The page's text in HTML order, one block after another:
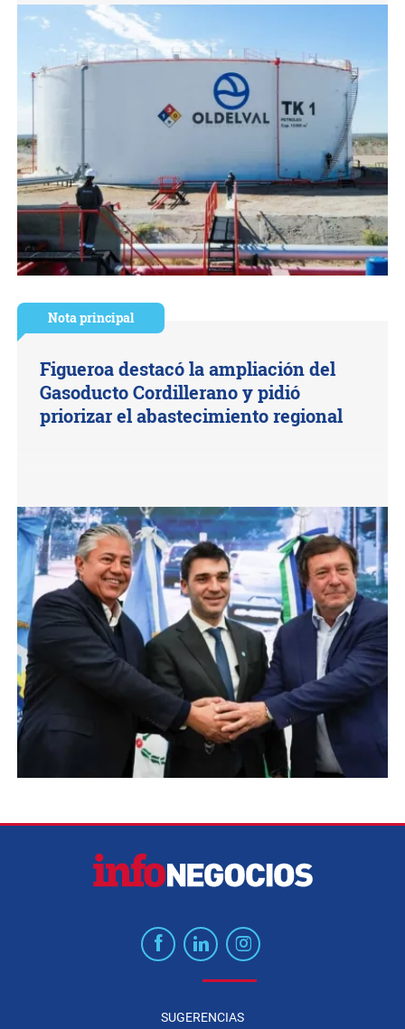
Nota principal
Figueroa destacó la ampliación del
Gasoducto Cordillerano y pidió
priorizar el abastecimiento regional
SUGERENCIAS